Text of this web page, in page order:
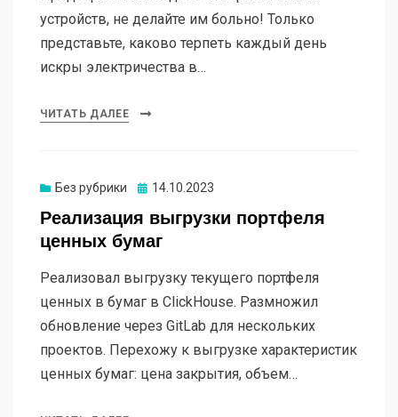
устройств, не делайте им больно! Только
представьте, каково терпеть каждый день
искры электричества в…
ЧИТАТЬ ДАЛЕЕ
Без рубрики Опубликовано
14.10.2023
Реализация выгрузки портфеля
ценных бумаг
Реализовал выгрузку текущего портфеля
ценных в бумаг в ClickHouse. Размножил
обновление через GitLab для нескольких
проектов. Перехожу к выгрузке характеристик
ценных бумаг: цена закрытия, объем…